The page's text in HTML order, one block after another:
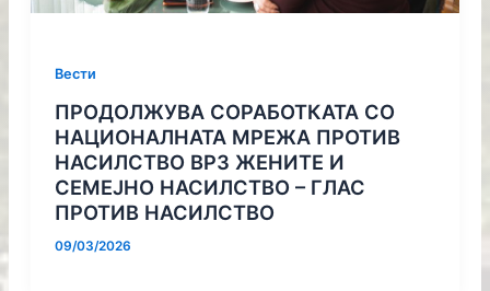
Вести
ПРОДОЛЖУВА СОРАБОТКАТА СО
НАЦИОНАЛНАТА МРЕЖА ПРОТИВ
НАСИЛСТВО ВРЗ ЖЕНИТЕ И
СЕМЕЈНО НАСИЛСТВО – ГЛАС
ПРОТИВ НАСИЛСТВО
09/03/2026